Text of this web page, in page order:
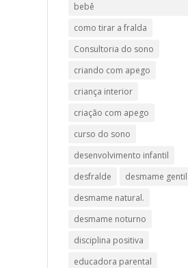
bebê
como tirar a fralda
Consultoria do sono
criando com apego
criança interior
criação com apego
curso do sono
desenvolvimento infantil
desfralde
desmame gentil
desmame natural.
desmame noturno
disciplina positiva
educadora parental